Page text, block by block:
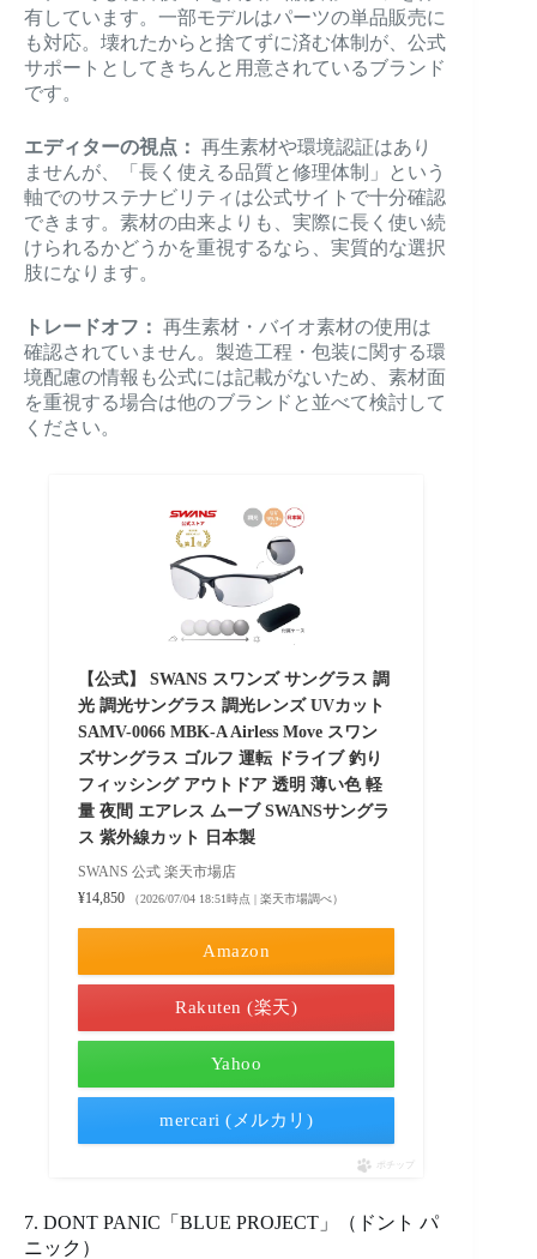
有しています。一部モデルはパーツの単品販売に
も対応。壊れたからと捨てずに済む体制が、公式
サポートとしてきちんと用意されているブランド
です。
エディターの視点： 再生素材や環境認証はあり
ませんが、「長く使える品質と修理体制」という
軸でのサステナビリティは公式サイトで十分確認
できます。素材の由来よりも、実際に長く使い続
けられるかどうかを重視するなら、実質的な選択
肢になります。
トレードオフ： 再生素材・バイオ素材の使用は
確認されていません。製造工程・包装に関する環
境配慮の情報も公式には記載がないため、素材面
を重視する場合は他のブランドと並べて検討して
ください。
【公式】 SWANS スワンズ サングラス 調
光 調光サングラス 調光レンズ UVカット
SAMV-0066 MBK-A Airless Move スワン
ズサングラス ゴルフ 運転 ドライブ 釣り
フィッシング アウトドア 透明 薄い色 軽
量 夜間 エアレス ムーブ SWANSサングラ
ス 紫外線カット 日本製
SWANS 公式 楽天市場店
¥14,850
（2026/07/04 18:51時点 | 楽天市場調べ）
Amazon
Rakuten (楽天)
Yahoo
mercari (メルカリ)
ポチップ
7. DONT PANIC「BLUE PROJECT」（ドント パ
ニック）